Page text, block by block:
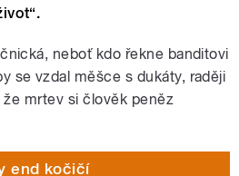
neboť kdo řekne banditovi
se vzdal měšce s dukáty, raději
mrtev si člověk peněz
end kočičí